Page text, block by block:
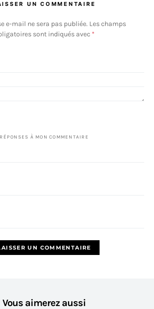
UN COMMENTAIRE
e-mail ne sera pas publiée. Les champs
sont indiqués avec *
À MON COMMENTAIRE
Vous aimerez aussi